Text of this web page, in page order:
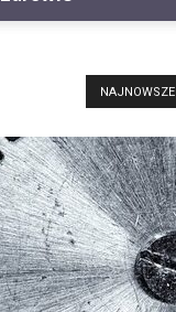
NAJNOWSZE